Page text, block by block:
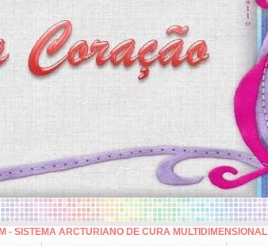
- SISTEMA ARCTURIANO DE CURA MULTIDIMENSIONAL